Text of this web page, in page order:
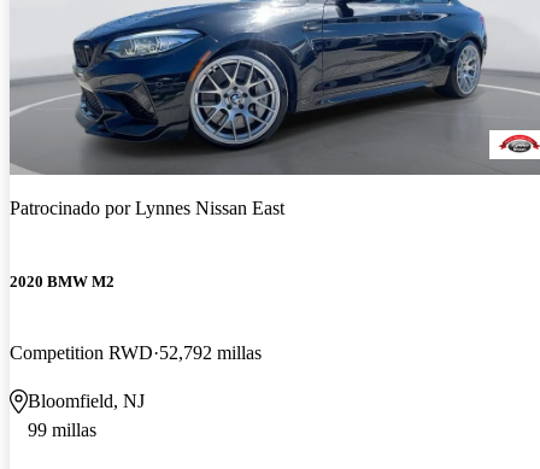
Patrocinado porLynnes Nissan East
2020 BMW M2
Competition RWD 52,792 millas
Bloomfield, NJ
99 millas